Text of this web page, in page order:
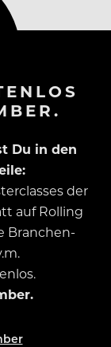
Du in den
der
auf Rolling
Branchen-